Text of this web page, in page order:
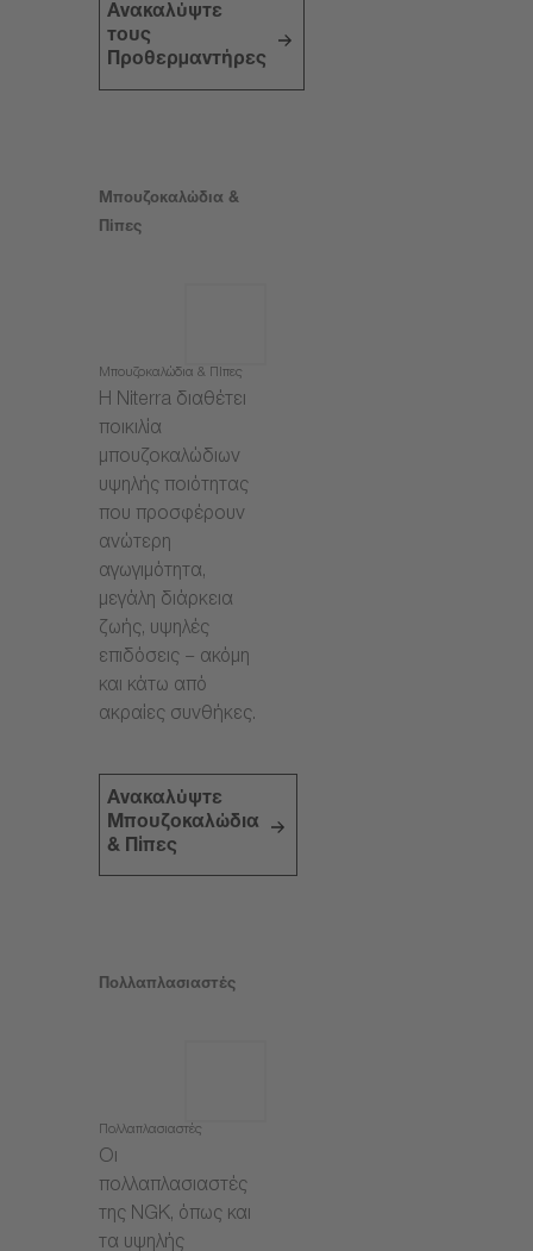
Ανακαλύψτε
τους
Προθερμαντήρες
Μπουζοκαλώδια &
Πίπες
Μπουζοκαλώδια & Πίπες
Η Niterra διαθέτει
ποικιλία
μπουζοκαλώδιων
υψηλής ποιότητας
που προσφέρουν
ανώτερη
αγωγιμότητα,
μεγάλη διάρκεια
ζωής, υψηλές
επιδόσεις – ακόμη
και κάτω από
ακραίες συνθήκες.
Ανακαλύψτε
Μπουζοκαλώδια
& Πίπες
Πολλαπλασιαστές
Πολλαπλασιαστές
Οι
πολλαπλασιαστές
της NGK, όπως και
τα υψηλής